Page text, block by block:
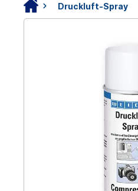
Druckluft-Spray